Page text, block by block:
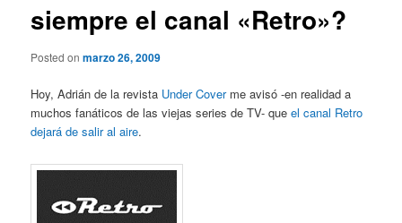
siempre el canal «Retro»?
Posted onmarzo 26, 2009
Hoy, Adrián de la revista Under Coverme avisó -en realidad a
muchos fanáticos de las viejas series de TV- queel canal Retro
dejará de salir al aire.